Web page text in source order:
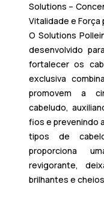
Solutions –
Vitalidade e Força
O Solutions
desenvolvido
fortalecer os
exclusiva
promovem a
cabeludo,
fios e prevenindo
tipos de
proporciona
revigorante,
brilhantes e